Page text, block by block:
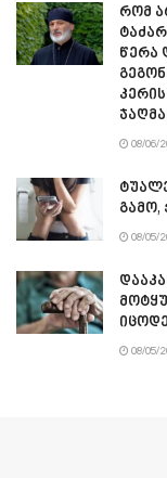
რომ
წერა
08/06/
გამო,
08/05/
08/05/